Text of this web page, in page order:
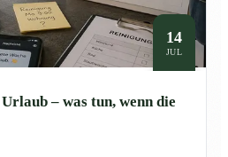
14
JUL
– was tun, wenn die